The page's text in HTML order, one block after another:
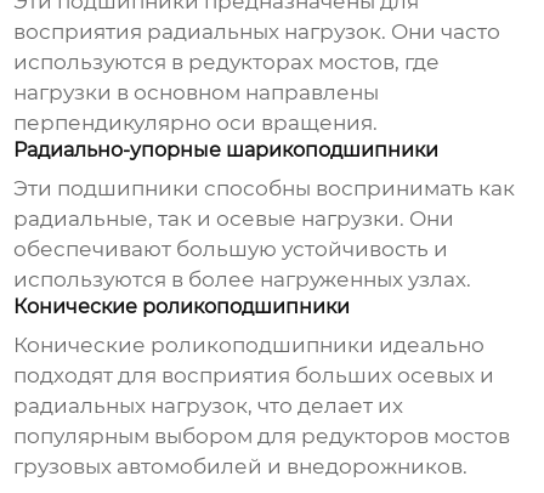
восприятия радиальных нагрузок. Они часто
используются в редукторах мостов, где
нагрузки в основном направлены
перпендикулярно оси вращения.
Радиально-упорные шарикоподшипники
Эти подшипники способны воспринимать как
радиальные, так и осевые нагрузки. Они
обеспечивают большую устойчивость и
используются в более нагруженных узлах.
Конические роликоподшипники
Конические роликоподшипники идеально
подходят для восприятия больших осевых и
радиальных нагрузок, что делает их
популярным выбором для редукторов мостов
грузовых автомобилей и внедорожников.